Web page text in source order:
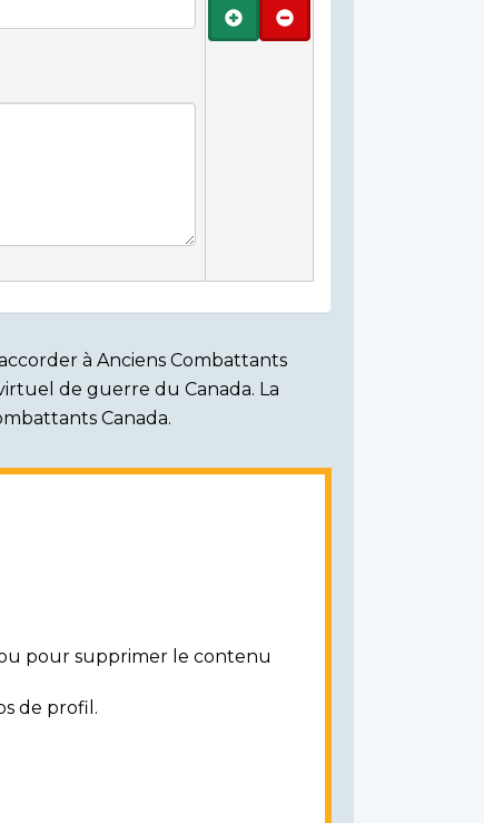
AjouterRetirer
à Anciens Combattants
de guerre du Canada. La
Canada.
pour supprimer le contenu
de profil.